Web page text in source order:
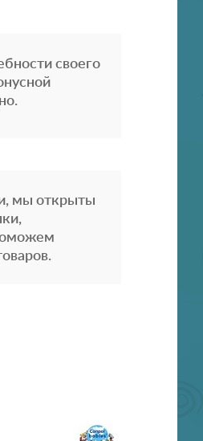
своего
мы открыты